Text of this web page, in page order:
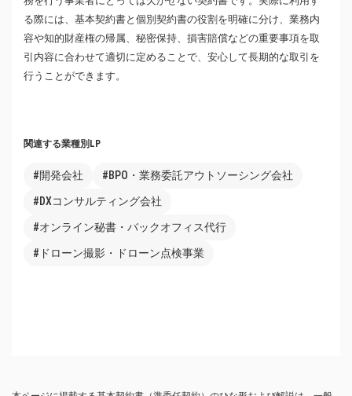
る際には、基本契約書と個別契約書の役割を明確に分け、業務内
容や知的財産権の帰属、秘密保持、損害賠償などの重要事項を取
引内容に合わせて適切に定めることで、安心して長期的な取引を
行うことができます。
関連する業種別LP
#開発会社 #BPO・業務委託アウトソーシング会社
#DXコンサルティング会社
#オンライン秘書・バックオフィス代行
#ドローン撮影・ドローン点検事業